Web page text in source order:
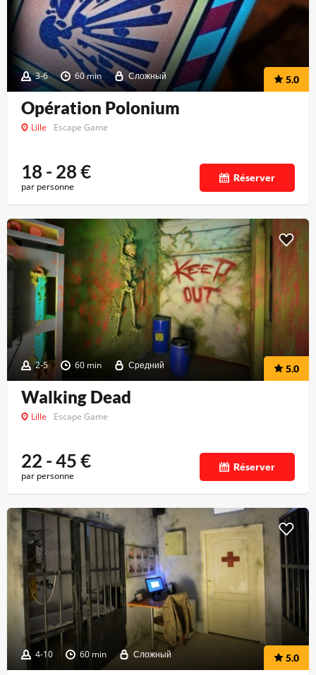
3-6 60 min Сложный 5.0
Opération Polonium
Lille Escape Game
18 - 28€
par personne
Réserver
2-5 60 min Средний 5.0
Walking Dead
Lille Escape Game
22 - 45€
par personne
Réserver
4-10 60 min Сложный 5.0